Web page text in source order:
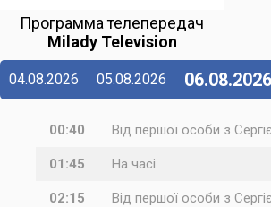
Программа телепередач
Milady Television
04.08.2026 05.08.2026 06.08.2026
00:40 Від першої особи з
01:45 На часі
02:15 Від першої особи з